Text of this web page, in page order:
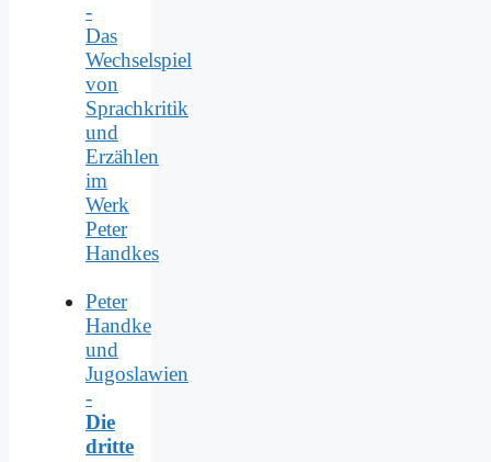
-
Das
Wechselspiel
von
Sprachkritik
und
Erzählen
im
Werk
Peter
Handkes
Peter
Handke
und
Jugoslawien
-
Die
dritte